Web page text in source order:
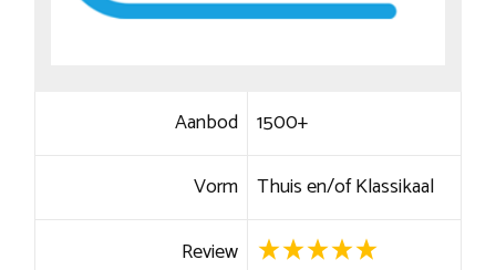
Aanbod 1500+
Vorm Thuis en/of Klassikaal
Review